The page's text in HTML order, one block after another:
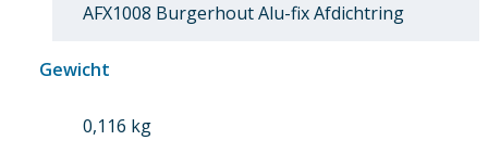
AFX1008 Burgerhout Alu-fix Afdichtring
Gewicht
0,116 kg